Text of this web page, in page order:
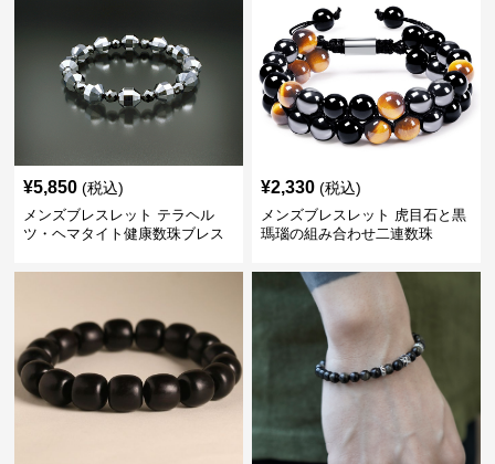
¥5,850 (税込)
メンズブレスレット テラヘル
ツ・ヘマタイト健康数珠ブレス
¥2,330 (税込)
メンズブレスレット 虎目石と黒
瑪瑙の組み合わせ二連数珠